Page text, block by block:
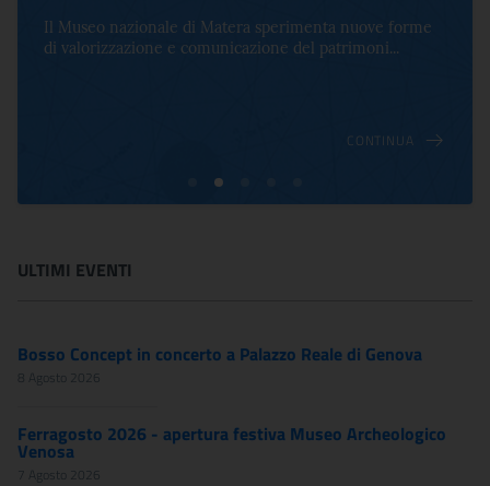
Il Museo nazionale di Matera sperimenta nuove forme
di valorizzazione e comunicazione del patrimoni...
CONTINUA
ULTIMI EVENTI
Bosso Concept in concerto a Palazzo Reale di Genova
8 Agosto 2026
Ferragosto 2026 - apertura festiva Museo Archeologico
Venosa
7 Agosto 2026